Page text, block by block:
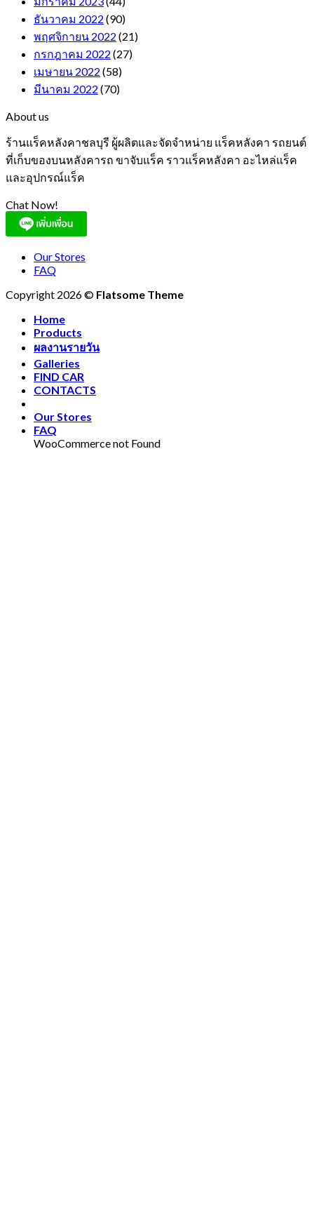
ธันวาคม 2022 (90)
พฤศจิกายน 2022 (21)
กรกฎาคม 2022 (27)
เมษายน 2022 (58)
มีนาคม 2022 (70)
About us
ร้านแร็คหลังคาชลบุรี ผู้ผลิตและจัดจำหน่าย แร็คหลังคา รถยนต์
ที่เก็บของบนหลังคารถ ขาจับแร็ค ราวแร็คหลังคา อะไหล่แร็ค
และอุปกรณ์แร็ค
Chat Now!
Our Stores
FAQ
Copyright 2026 © Flatsome Theme
Home
Products
ผลงานรายวัน
Galleries
FIND CAR
CONTACTS
Our Stores
FAQ
WooCommerce not Found